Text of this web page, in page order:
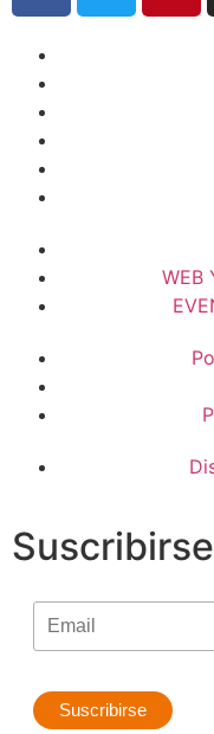
WEB
Suscribirse